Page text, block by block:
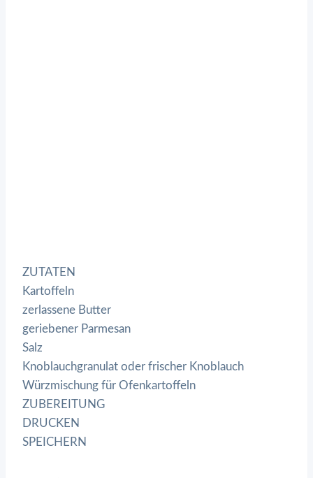
ZUTATEN
Kartoffeln
zerlassene Butter
geriebener Parmesan
Salz
Knoblauchgranulat oder frischer Knoblauch
Würzmischung für Ofenkartoffeln
ZUBEREITUNG
DRUCKEN
SPEICHERN